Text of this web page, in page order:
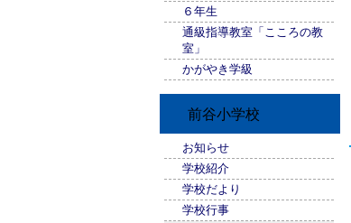
６年生
通級指導教室「こころの教
室」
かがやき学級
前谷小学校
お知らせ
学校紹介
学校だより
学校行事